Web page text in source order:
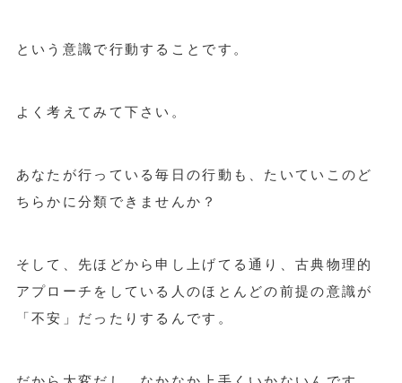
という意識で行動することです。
よく考えてみて下さい。
あなたが行っている毎日の行動も、たいていこのど
ちらかに分類できませんか？
そして、先ほどから申し上げてる通り、古典物理的
アプローチをしている人のほとんどの前提の意識が
「不安」だったりするんです。